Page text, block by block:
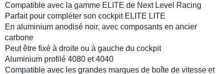
Compatible avec la gamme ELITE de Next Level Racing
Parfait pour compléter son cockpit ELITE LITE
En aluminium anodisé noir, avec composants en ancier
carbone
Peut être fixé à droite ou à gauche du cockpit
Aluminium profilé 4080 et 4040
Compatible avec les grandes marques de boîte de vitesse et